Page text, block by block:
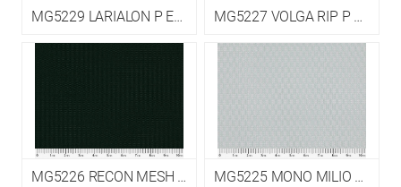
MG5229 LARIALON P EPM5 MG5227 VOLGA RIP P EPM5
MG5226 RECON MESH P EPM5 MG5225 MONO MILIO MESH P-CDP EPM5